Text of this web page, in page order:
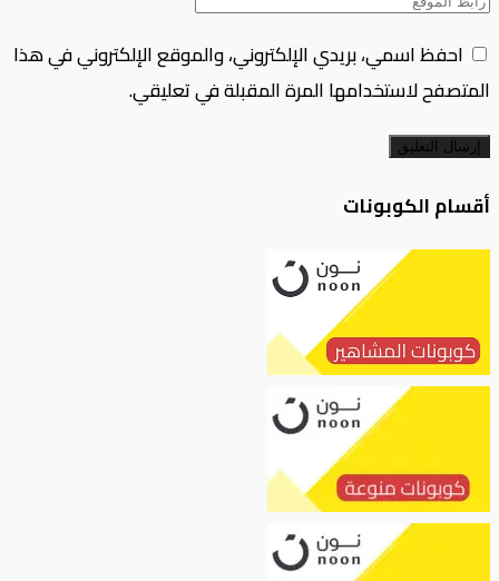
احفظ اسمي، بريدي الإلكتروني، والموقع الإلكتروني في هذا
المتصفح لاستخدامها المرة المقبلة في تعليقي.
إرسال التعليق
أقسام الكوبونات